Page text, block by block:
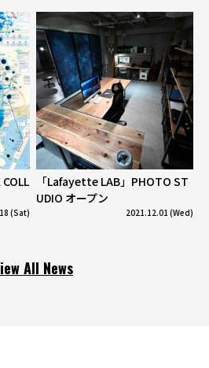
(Sat)
「Lafayette LAB」PHOTO ST
UDIO オープン
2021.12.01 (Wed)
All News